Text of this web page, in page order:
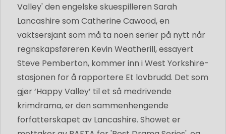
Valley' den engelske skuespilleren Sarah
Lancashire som Catherine Cawood, en
vaktsersjant som må ta noen serier på nytt når
regnskapsføreren Kevin Weatherill, essayert
Steve Pemberton, kommer inn i West Yorkshire-
stasjonen for å rapportere Et lovbrudd. Det som
gjør ‘Happy Valley’ til et så medrivende
krimdrama, er den sammenhengende
forfatterskapet av Lancashire. Showet er